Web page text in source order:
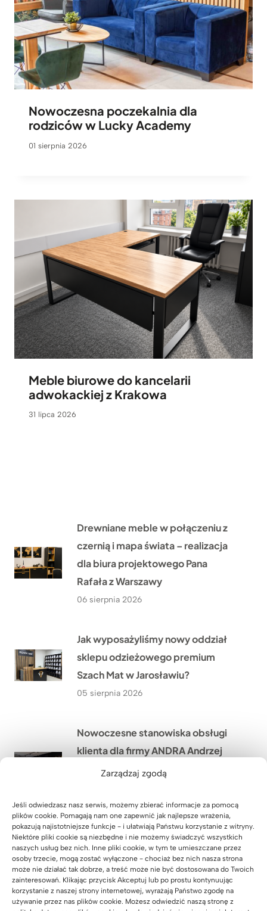
Zarządzaj zgodą
Jeśli odwiedzasz nasz serwis, możemy zbierać informacje za pomocą
plików cookie. Pomagają nam one zapewnić jak najlepsze wrażenia,
pokazują najistotniejsze funkcje - i ułatwiają Państwu korzystanie z witryny.
Niektóre pliki cookie są niezbędne i nie możemy świadczyć wszystkich
naszych usług bez nich. Inne pliki cookie, w tym te umieszczane przez
osoby trzecie, mogą zostać wyłączone - chociaż bez nich nasza strona
może nie działać tak dobrze, a treść może nie być dostosowana do Twoich
zainteresowań. Klikając przycisk Akceptuj lub po prostu kontynuując
korzystanie z naszej strony internetowej, wyrażają Państwo zgodę na
używanie przez nas plików cookie. Możesz odwiedzić naszą stronę z
Nowoczesna poczekalnia dla
rodziców w Lucky Academy
01 sierpnia 2026
Meble biurowe do kancelarii
adwokackiej z Krakowa
31 lipca 2026
Drewniane meble w połączeniu z
czernią i mapa świata – realizacja
dla biura projektowego Pana
Rafała z Warszawy
06 sierpnia 2026
Jak wyposażyliśmy nowy oddział
sklepu odzieżowego premium
Szach Mat w Jarosławiu?
05 sierpnia 2026
Nowoczesne stanowiska obsługi
klienta dla firmy ANDRA Andrzej
Dąbek w Opatowie niedaleko
04 sierpnia 2026
Komoda biurowa dla Pana Rafała z
Przyszowic niedaleko Gliwic
03 sierpnia 2026